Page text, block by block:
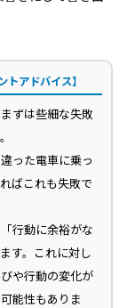
トアドバイス】
ずは些細な失敗
った電車に乗っ
ばこれも失敗で
行動に余裕がな
す。これに対し
や行動の変化が
能性もありま